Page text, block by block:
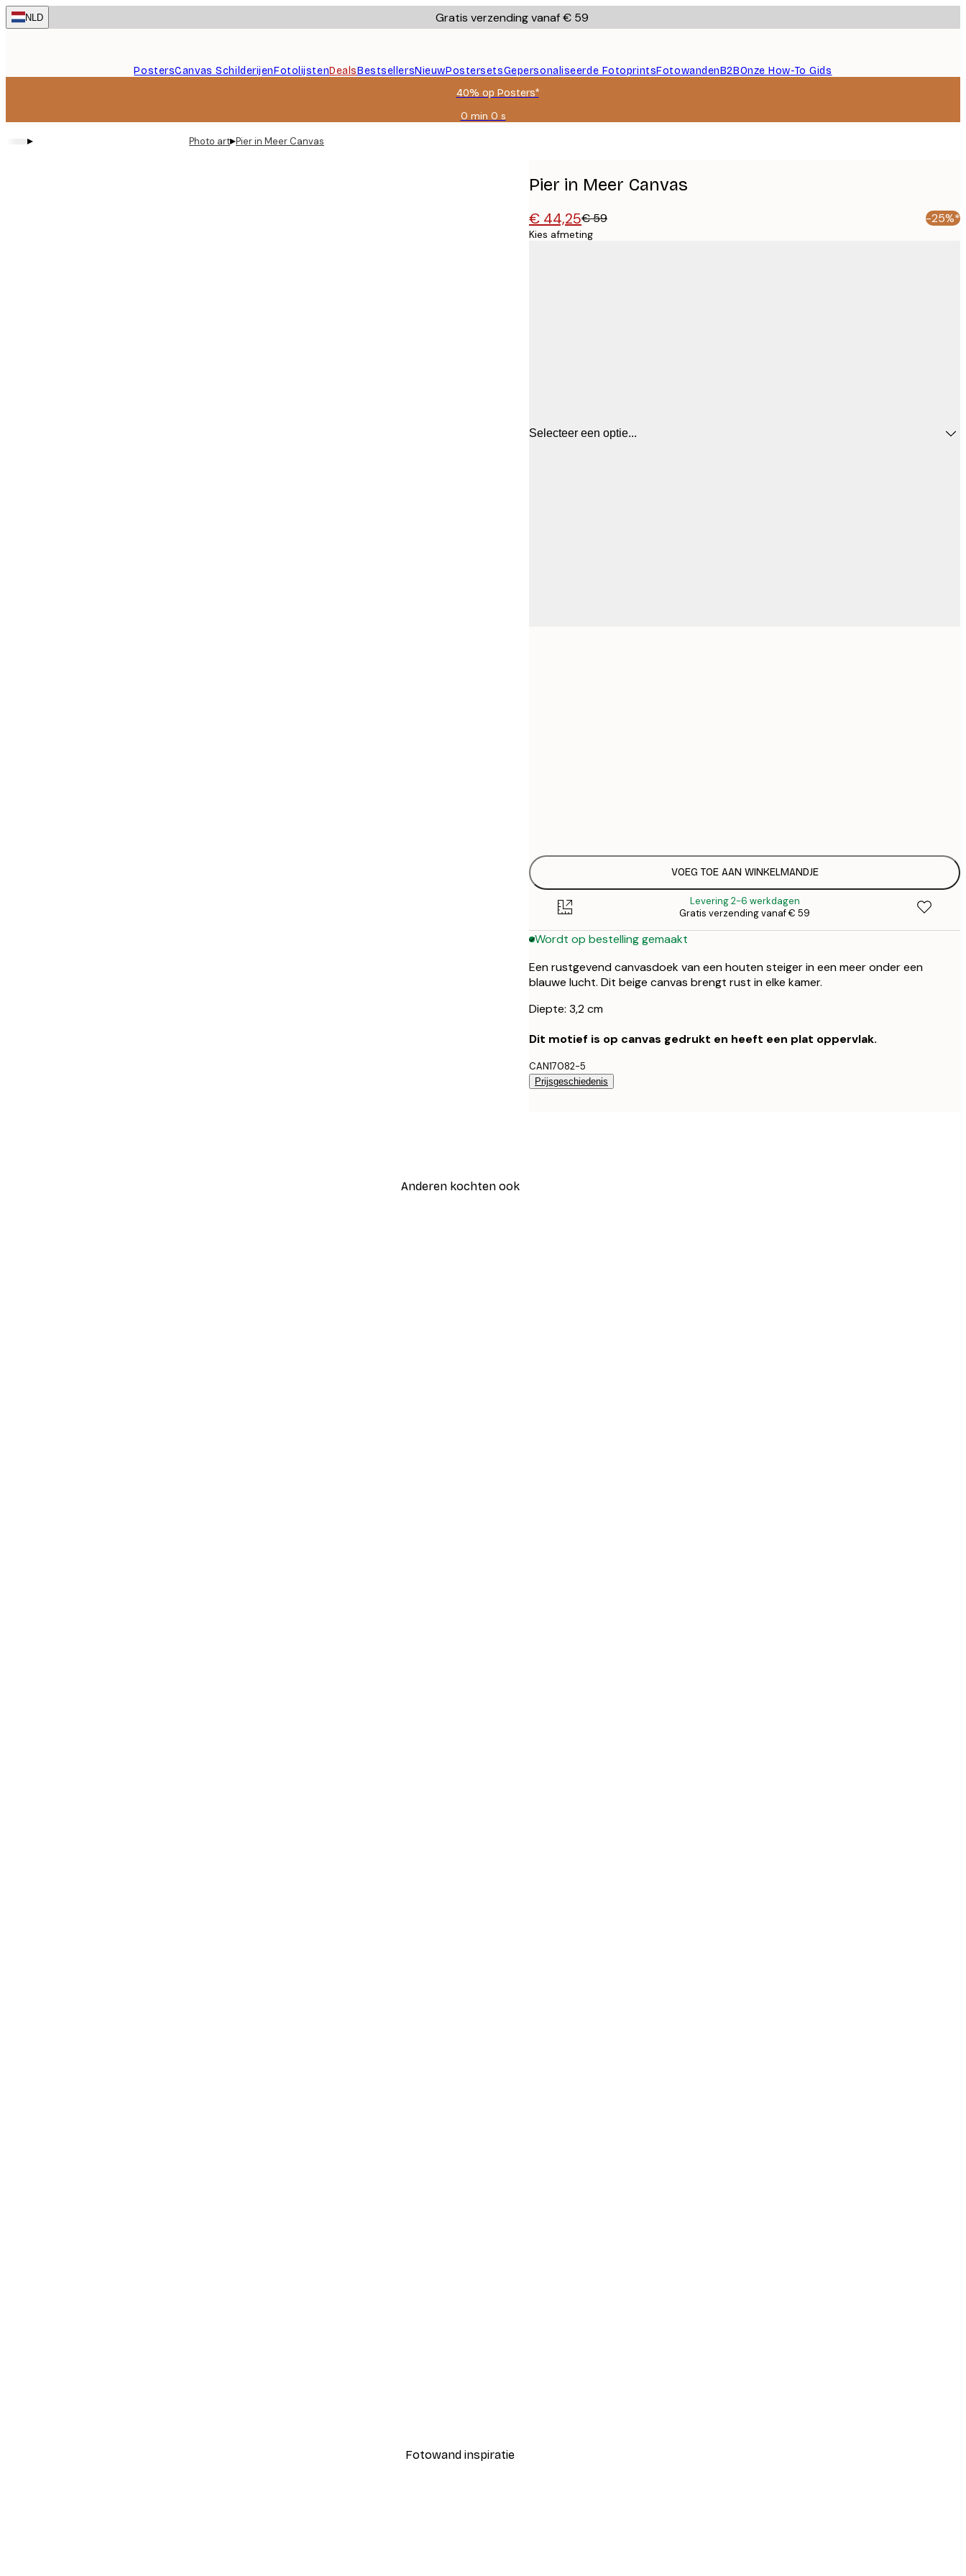
Skip
to
NLD Gratis verzending vanaf € 59
PostersCanvas SchilderijenFotolijstenDealsBestsellersNieuwPostersetsGepersonaliseerde FotoprintsFotowandenB2BOnze How-To Gids
40% op Posters*
0 min 0 s
Geldig
▸ Photo art▸Pier in Meer Canvas
Pier in Meer Canvas
€ 44,25€ 59 -25%*
Kies afmeting
Selecteer een optie...
VOEG TOE AAN WINKELMANDJE
Levering 2-6 werkdagen
Gratis verzending vanaf € 59
Wordt op bestelling gemaakt
Een rustgevend canvasdoek van een houten steiger in een meer onder een
blauwe lucht. Dit beige canvas brengt rust in elke kamer.
Diepte: 3,2 cm
Dit motief is op canvas gedrukt en heeft een plat oppervlak.
CAN17082-5
Prijsgeschiedenis
Anderen kochten ook
Fotowand inspiratie